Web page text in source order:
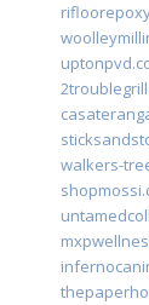
walkers-